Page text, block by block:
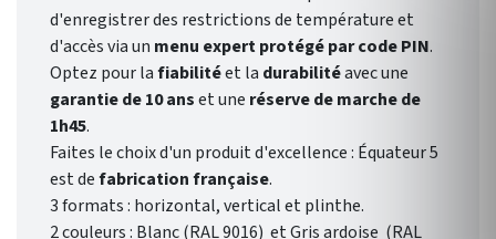
d'enregistrer des restrictions de température et
d'accès via un menu expert protégé par code PIN.
Optez pour lafiabilitéet la durabilitéavec une
garantie de 10 anset une réserve de marche de
1h45.
Faites le choix d'un produit d'excellence : Équateur 5
est defabrication française.
3 formats : horizontal, vertical et plinthe.
2 couleurs : Blanc (RAL 9016) et Gris ardoise (RAL